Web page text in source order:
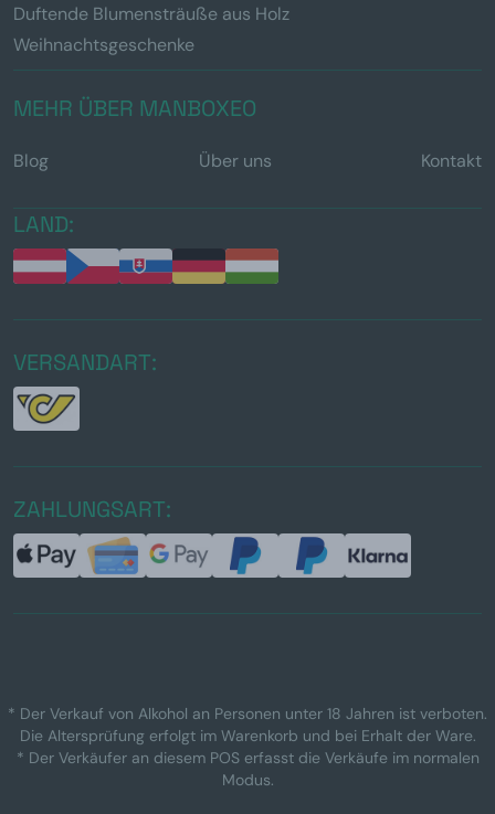
Duftende Blumensträuße aus Holz
Weihnachtsgeschenke
MEHR ÜBER MANBOXEO
Blog Über uns Kontakt
LAND:
VERSANDART:
ZAHLUNGSART:
* Der Verkauf von Alkohol an Personen unter 18 Jahren ist verboten.
Die Altersprüfung erfolgt im Warenkorb und bei Erhalt der Ware.
* Der Verkäufer an diesem POS erfasst die Verkäufe im normalen
Modus.